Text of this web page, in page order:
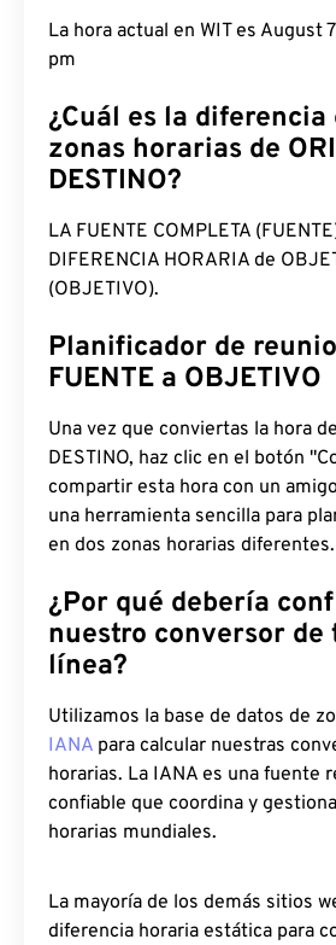
La hora actual en WIT es
pm
¿Cuál es la
zonas horarias de
DESTINO?
LA FUENTE COMPLETA
DIFERENCIA HORARIA de
(OBJETIVO).
Planificador de
FUENTE a OBJETIVO
Una vez que conviertas la hora
DESTINO, haz clic en el botón
compartir esta hora con un
una herramienta sencilla para
en dos zonas horarias diferentes.
¿Por qué debería
nuestro conversor de
línea?
Utilizamos la base de datos de
IANA para calcular nuestras
horarias. La IANA es una fuente
confiable que coordina y
horarias mundiales.
La mayoría de los demás sitios
diferencia horaria estática para